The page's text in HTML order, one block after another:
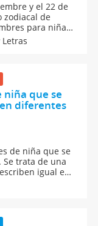
y el 22 de
zodiacal de
para niñas
bebé. Además
bajo este
niña que se
diferentes
de niña que se
trata de una
igual en
Listado
en cualquier